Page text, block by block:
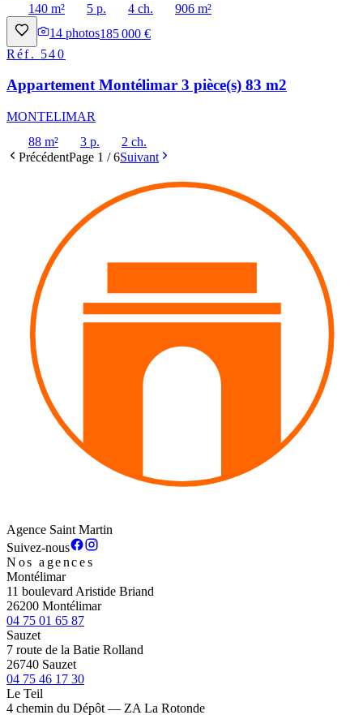
140 m²
5 p. 4 ch.
906 m²
14 photos185 000 €
Réf. 540
Appartement Montélimar 3 pièce(s) 83 m2
MONTELIMAR
88 m²
3 p.
2 ch.
PrécédentPage 1 /6Suivant
Agence Saint Martin
Suivez-nous
Nos agences
Montélimar
11 boulevard Aristide Briand
26200 Montélimar
04 75 01 65 87
Sauzet
7 route de la Batie Rolland
26740 Sauzet
04 75 46 17 30
Le Teil
4 chemin du Dépôt — ZA La Rotonde